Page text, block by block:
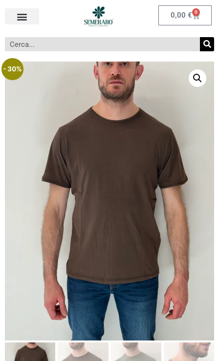
0,00 € 0
- 30%